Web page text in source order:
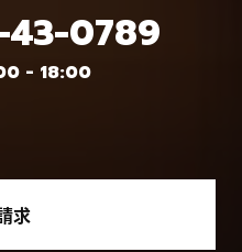
43-0789
- 18:00
求